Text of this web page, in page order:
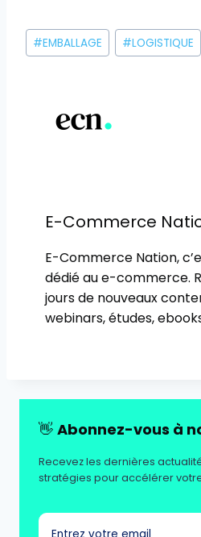
Étiquettes
de
#EMBALLAGE #LOGISTIQUE
E-Commerce
E-Commerce Nation,
dédié au e-commerce.
jours de nouveaux
webinars, études,
👋 Abonnez-vous à
Recevez les dernières
stratégies pour accélérer